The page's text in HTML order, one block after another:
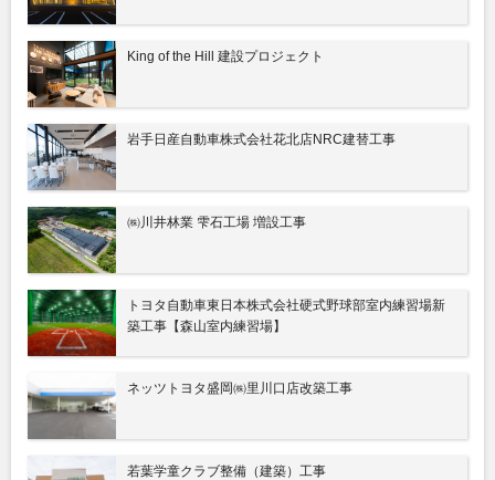
King of the Hill 建設プロジェクト
岩手日産自動車株式会社花北店NRC建替工事
㈱川井林業 雫石工場 増設工事
トヨタ自動車東日本株式会社硬式野球部室内練習場新
築工事 【森山室内練習場】
ネッツトヨタ盛岡㈱里川口店改築工事
若葉学童クラブ整備（建築）工事